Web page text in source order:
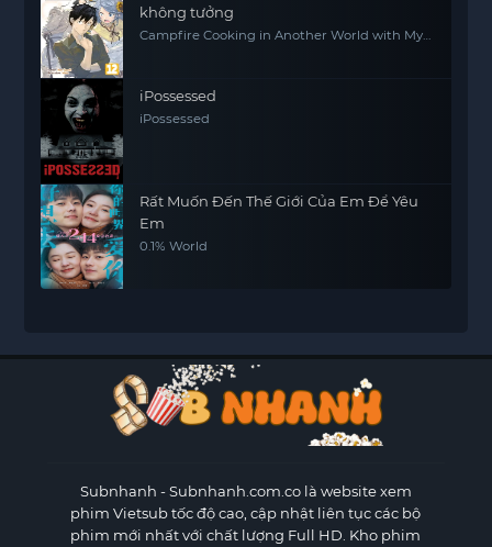
không tưởng
Campfire Cooking in Another World with My
iPossessed
iPossessed
Rất Muốn Đến Thế Giới Của Em Để Yêu
Em
0.1% World
Subnhanh - Subnhanh.com.co là website xem
phim Vietsub tốc độ cao, cập nhật liên tục các bộ
phim mới nhất với chất lượng Full HD. Kho phim